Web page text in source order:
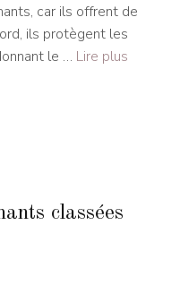
car ils offrent de
ils protègent les
le … Lire plus
classées